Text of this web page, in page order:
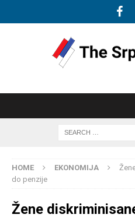
HOME EKONOMIJA
do penzije
Žene